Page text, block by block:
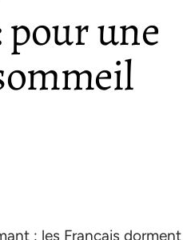
pour une
: les Français